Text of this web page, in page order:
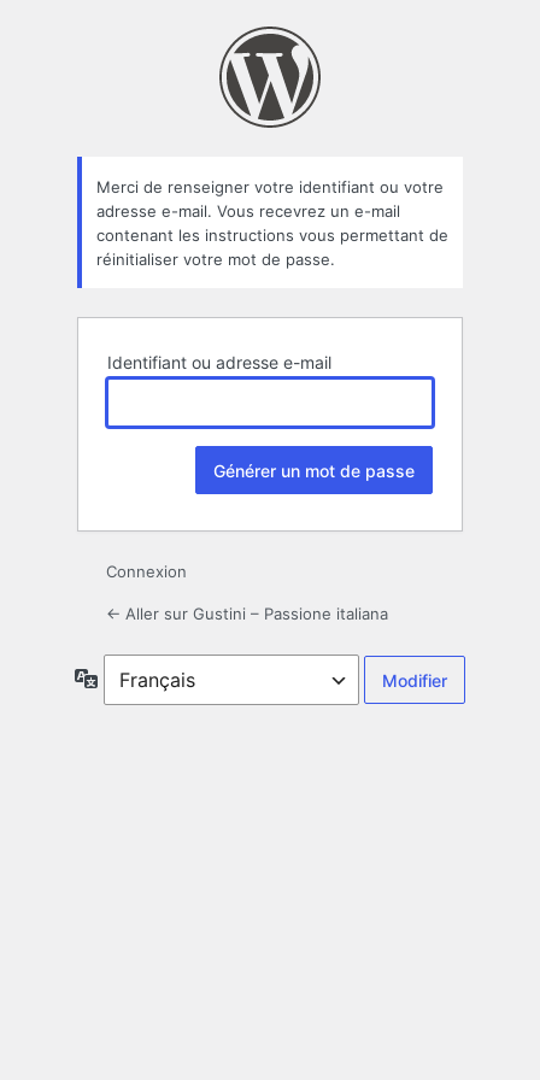
oublié
Merci de renseigner votre identifiant ou votre
adresse e-mail. Vous recevrez un e-mail
contenant les instructions vous permettant de
réinitialiser votre mot de passe.
Identifiant ou adresse e-mail
Connexion
← Aller sur Gustini – Passione italiana
Langue